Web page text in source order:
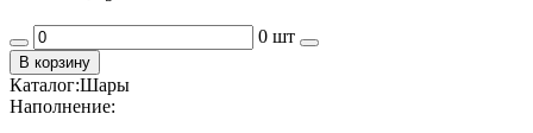
0 шт
В корзину
Каталог:Шары
Наполнение: